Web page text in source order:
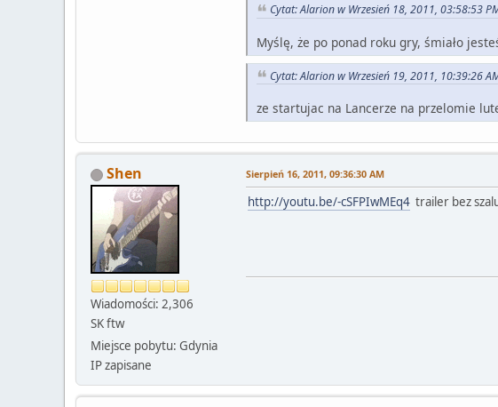
Cytat: Alarion w Wrzesień 18, 2011, 03:58:53
Myślę, że po ponad roku gry, śmiało
Cytat: Alarion w Wrzesień 19, 2011, 10:39:26
ze startujac na Lancerze na przelomie
Shen
Wiadomości: 2,306
SK ftw
Miejsce pobytu: Gdynia
IP zapisane
Sierpień 16, 2011, 09:36:30 AM
http://youtu.be/-cSFPIwMEq4 trailer bez